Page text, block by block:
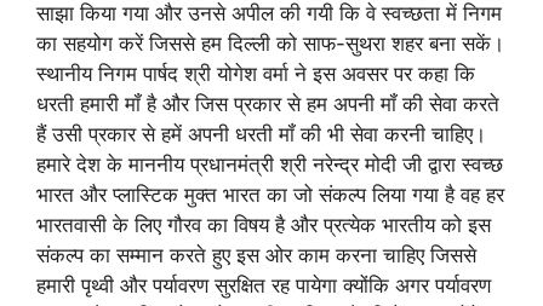
साझा किया गया और उनसे अपील की गयी कि वे स्वच्छता में निगम
का सहयोग करें जिससे हम दिल्ली को साफ-सुथरा शहर बना सकें।
स्थानीय निगम पार्षद श्री योगेश वर्मा ने इस अवसर पर कहा कि
धरती हमारी मॉं है और जिस प्रकार से हम अपनी मॉं की सेवा करते
हैं उसी प्रकार से हमें अपनी धरती मॉं की भी सेवा करनी चाहिए।
हमारे देश के माननीय प्रधानमंत्री श्री नरेन्द्र मोदी जी द्वारा स्वच्छ
भारत और प्लास्टिक मुक्त भारत का जो संकल्प लिया गया है वह हर
भारतवासी के लिए गौरव का विषय है और प्रत्येक भारतीय को इस
संकल्प का सम्मान करते हुए इस ओर काम करना चाहिए जिससे
हमारी पृथ्वी और पर्यावरण सुरक्षित रह पायेगा क्योंकि अगर पर्यावरण